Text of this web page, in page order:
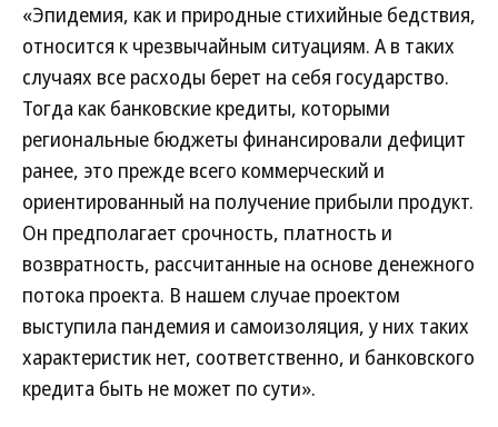
«Эпидемия, как и природные стихийные бедствия,
относится к чрезвычайным ситуациям. А в таких
случаях все расходы берет на себя государство.
Тогда как банковские кредиты, которыми
региональные бюджеты финансировали дефицит
ранее, это прежде всего коммерческий и
ориентированный на получение прибыли продукт.
Он предполагает срочность, платность и
возвратность, рассчитанные на основе денежного
потока проекта. В нашем случае проектом
выступила пандемия и самоизоляция, у них таких
характеристик нет, соответственно, и банковского
кредита быть не может по сути».